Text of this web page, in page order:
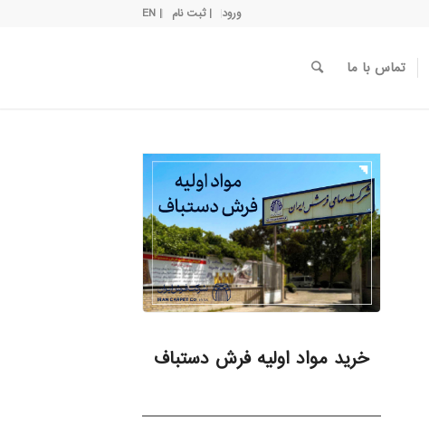
ورود | ثبت نام | EN
تماس با ما
خرید مواد اولیه فرش دستباف